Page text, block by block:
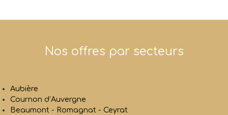
Nos offres par secteurs
Aubière
Cournon d’Auvergne
Beaumont - Romagnat - Ceyrat